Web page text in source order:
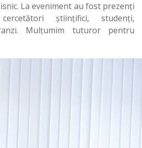
La eveniment au fost prezenți
științifici, studenți,
Mulțumim tuturor pentru